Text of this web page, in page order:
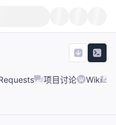
项目讨论 Wiki